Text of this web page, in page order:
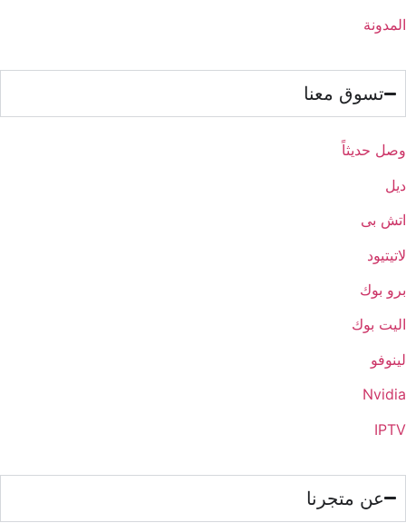
المدونة
تسوق معنا
وصل حديثاً
ديل
اتش بى
لاتيتيود
برو بوك
اليت بوك
لينوفو
Nvidia
IPTV
عن متجرنا